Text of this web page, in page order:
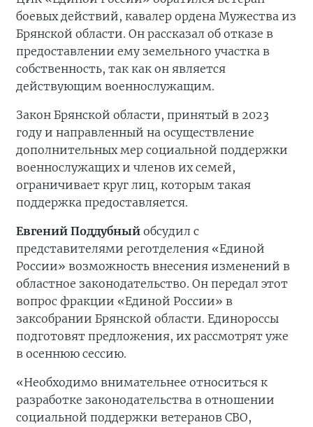
боевых действий, кавалер ордена Мужества из
Брянской области. Он рассказал об отказе в
предоставлении ему земельного участка в
собственность, так как он является
действующим военнослужащим.
Закон Брянской области, принятый в 2023
году и направленный на осуществление
дополнительных мер социальной поддержки
военнослужащих и членов их семей,
ограничивает круг лиц, которым такая
поддержка предоставляется.
Евгений Поддубный обсудил с
представителями реготделения «Единой
России» возможность внесения изменений в
областное законодательство. Он передал этот
вопрос фракции «Единой России» в
заксобрании Брянской области. Единороссы
подготовят предложения, их рассмотрят уже
в осеннюю сессию.
«Необходимо внимательнее относиться к
разработке законодательства в отношении
социальной поддержки ветеранов СВО,